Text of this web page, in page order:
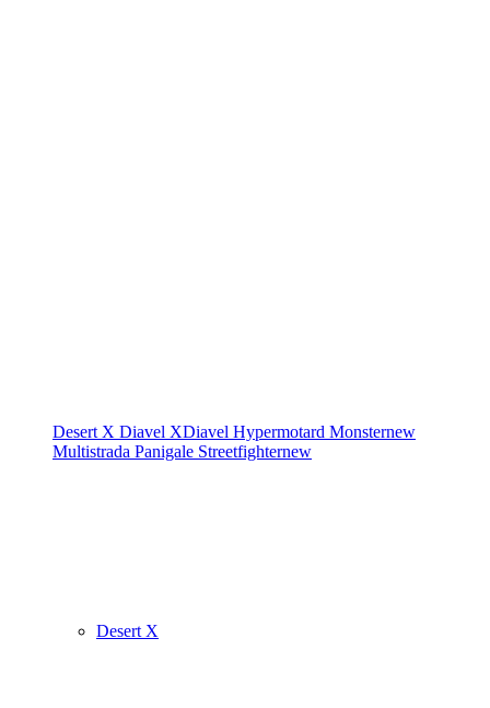
Desert X Diavel XDiavel Hypermotard Monsternew
Multistrada Panigale Streetfighternew
Desert X